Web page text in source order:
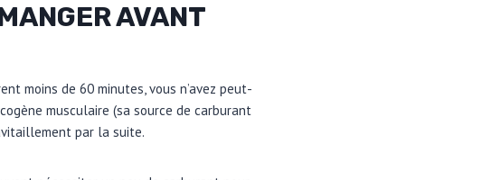
AVANT
moins de 60 minutes, vous n’avez peut-
musculaire (sa source de carburant
par la suite.